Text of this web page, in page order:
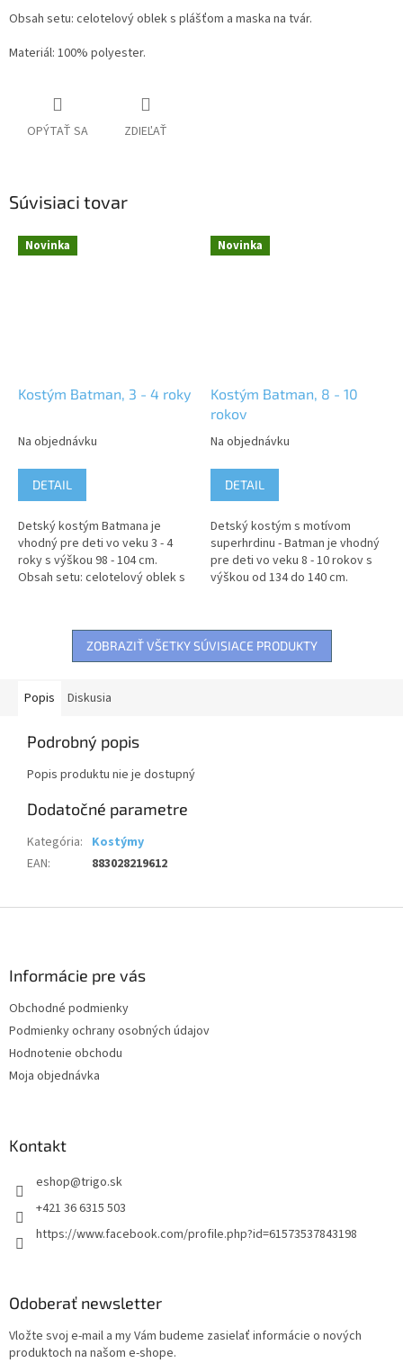
Obsah setu: celotelový oblek s plášťom a maska na tvár.
Materiál: 100% polyester.
OPÝTAŤ SA ZDIEĽAŤ
Súvisiaci tovar
Novinka
Kostým Batman, 3 - 4 roky
Na objednávku
DETAIL
Detský kostým Batmana je
vhodný pre deti vo veku 3 - 4
roky s výškou 98 - 104 cm.
Obsah setu: celotelový oblek s
Novinka
Kostým Batman, 8 - 10
rokov
Na objednávku
DETAIL
Detský kostým s motívom
superhrdinu - Batman je vhodný
pre deti vo veku 8 - 10 rokov s
výškou od 134 do 140 cm.
ZOBRAZIŤ VŠETKY SÚVISIACE PRODUKTY
Popis Diskusia
Podrobný popis
Popis produktu nie je dostupný
Dodatočné parametre
Kategória: Kostýmy
EAN: 883028219612
Informácie pre vás
Obchodné podmienky
Podmienky ochrany osobných údajov
Hodnotenie obchodu
Moja objednávka
Kontakt
eshop@trigo.sk
+421 36 6315 503
https://www.facebook.com/profile.php?id=61573537843198
Odoberať newsletter
Vložte svoj e-mail a my Vám budeme zasielať informácie o nových
produktoch na našom e-shope.